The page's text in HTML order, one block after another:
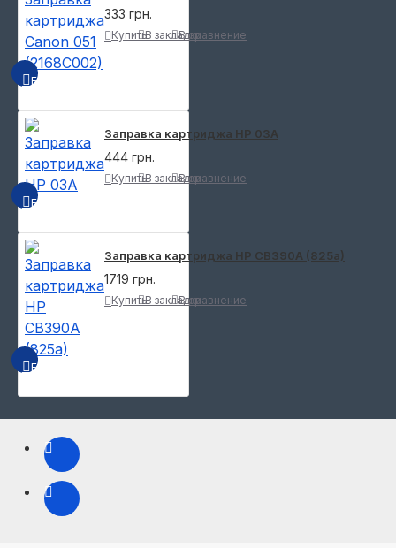
БЫСТРЫЙ ПРОСМОТР
333 грн.
КупитьВ закладкиВ сравнение
БЫСТРЫЙ ПРОСМОТР
Заправка картриджа HP 03A
444 грн.
КупитьВ закладкиВ сравнение
БЫСТРЫЙ ПРОСМОТР
Заправка картриджа HP CB390A (825a)
1719 грн.
КупитьВ закладкиВ сравнение